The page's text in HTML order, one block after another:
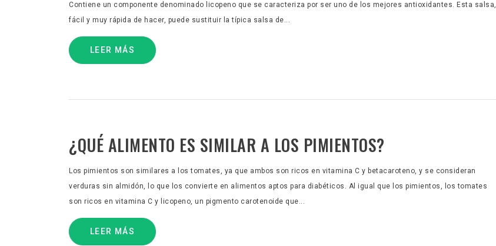
Contiene un componente denominado licopeno que se caracteriza por ser uno de los mejores antioxidantes. Esta salsa,
fácil y muy rápida de hacer, puede sustituir la típica salsa de...
LEER MÁS
¿QUÉ ALIMENTO ES SIMILAR A LOS PIMIENTOS?
Los pimientos son similares a los tomates, ya que ambos son ricos en vitamina C y betacaroteno, y se consideran
verduras sin almidón, lo que los convierte en alimentos aptos para diabéticos. Al igual que los pimientos, los tomates
son ricos en vitamina C y licopeno, un pigmento carotenoide que...
LEER MÁS